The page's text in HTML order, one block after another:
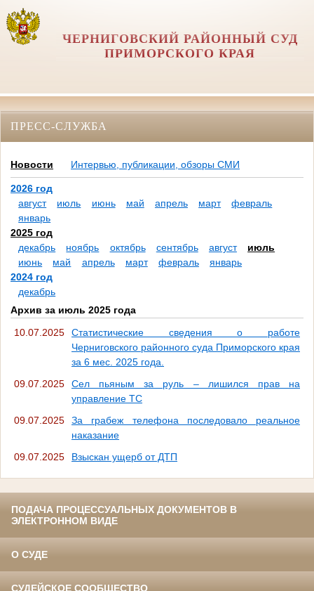
ЧЕРНИГОВСКИЙ РАЙОННЫЙ СУД
ПРИМОРСКОГО КРАЯ
ПРЕСС-СЛУЖБА
Новости Интервью, публикации, обзоры СМИ
2026 год
август
июль июнь май апрель март
февраль
январь
2025 год
декабрь
ноябрь октябрь сентябрь август
июль
июнь
май апрель март февраль
январь
2024 год
декабрь
Архив за июль 2025 года
10.07.2025
Статистические сведения о работе
Черниговского районного суда Приморского края
за 6 мес. 2025 года.
09.07.2025
Сел пьяным за руль – лишился прав на
управление ТС
09.07.2025
За грабеж телефона последовало реальное
наказание
09.07.2025
Взыскан ущерб от ДТП
ПОДАЧА ПРОЦЕССУАЛЬНЫХ ДОКУМЕНТОВ В
ЭЛЕКТРОННОМ ВИДЕ
О СУДЕ
СУДЕЙСКОЕ СООБЩЕСТВО